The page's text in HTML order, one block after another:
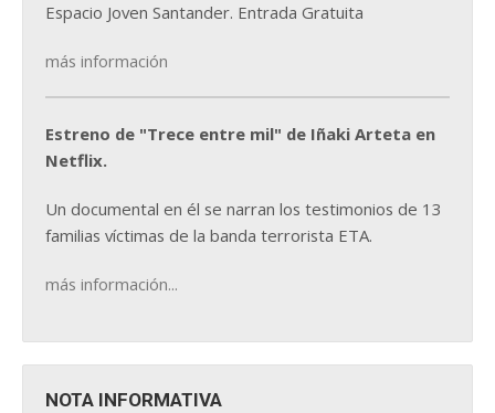
Espacio Joven Santander. Entrada Gratuita
más información
Estreno de "Trece entre mil" de Iñaki Arteta en
Netflix.
Un documental en él se narran los testimonios de 13
familias víctimas de la banda terrorista ETA.
más información...
NOTA INFORMATIVA